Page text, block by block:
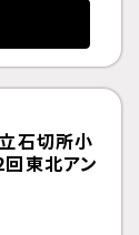
石切所小
東北アン